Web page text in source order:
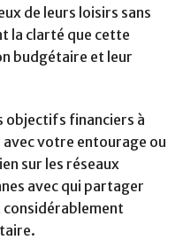
de leurs loisirs sans
la clarté que cette
budgétaire et leur
objectifs financiers à
votre entourage ou
sur les réseaux
avec qui partager